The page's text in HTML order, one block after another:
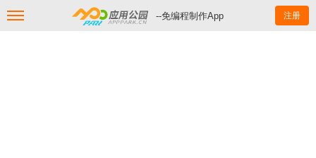
--免编程制作App 注册